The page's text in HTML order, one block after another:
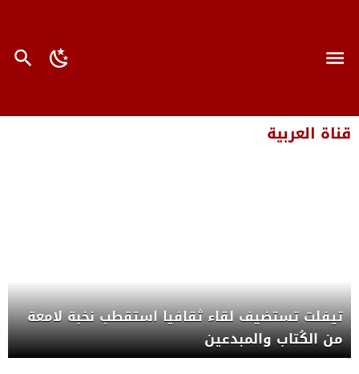
قناة العربية
تيفلت تستضيف لقاء ثقافيا استقطب نخبة لامعة
من الكُتاب والمبدعين